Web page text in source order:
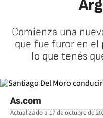
Comienza una
que fue furor en el
lo que tenés
As.com
Actualizado a17 de octubre de